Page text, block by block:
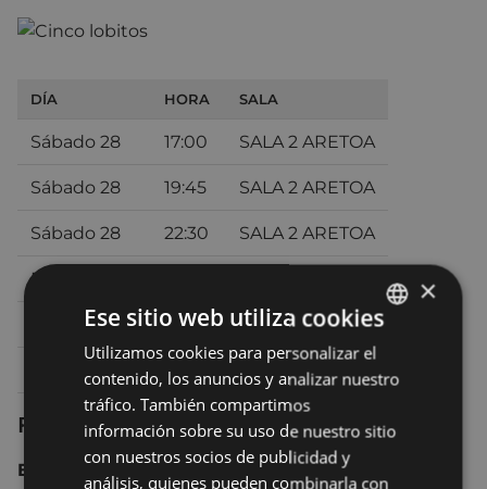
DÍA HORA SALA
Sábado 28 17:00 SALA 2 ARETOA
Sábado 28 19:45 SALA 2 ARETOA
Sábado 28 22:30 SALA 2 ARETOA
Domingo 29
Domingo 29 20:00 SALA 2 ARETOA
20:30 SALA 2 ARETOA
Ficha técnica
España 2022 104 min.
BASQUE
SPANISH
×
Ese sitio web utiliza cookies
Utilizamos cookies para personalizar el
contenido, los anuncios y analizar nuestro
tráfico. También compartimos
información sobre su uso de nuestro sitio
con nuestros socios de publicidad y
análisis, quienes pueden combinarla con